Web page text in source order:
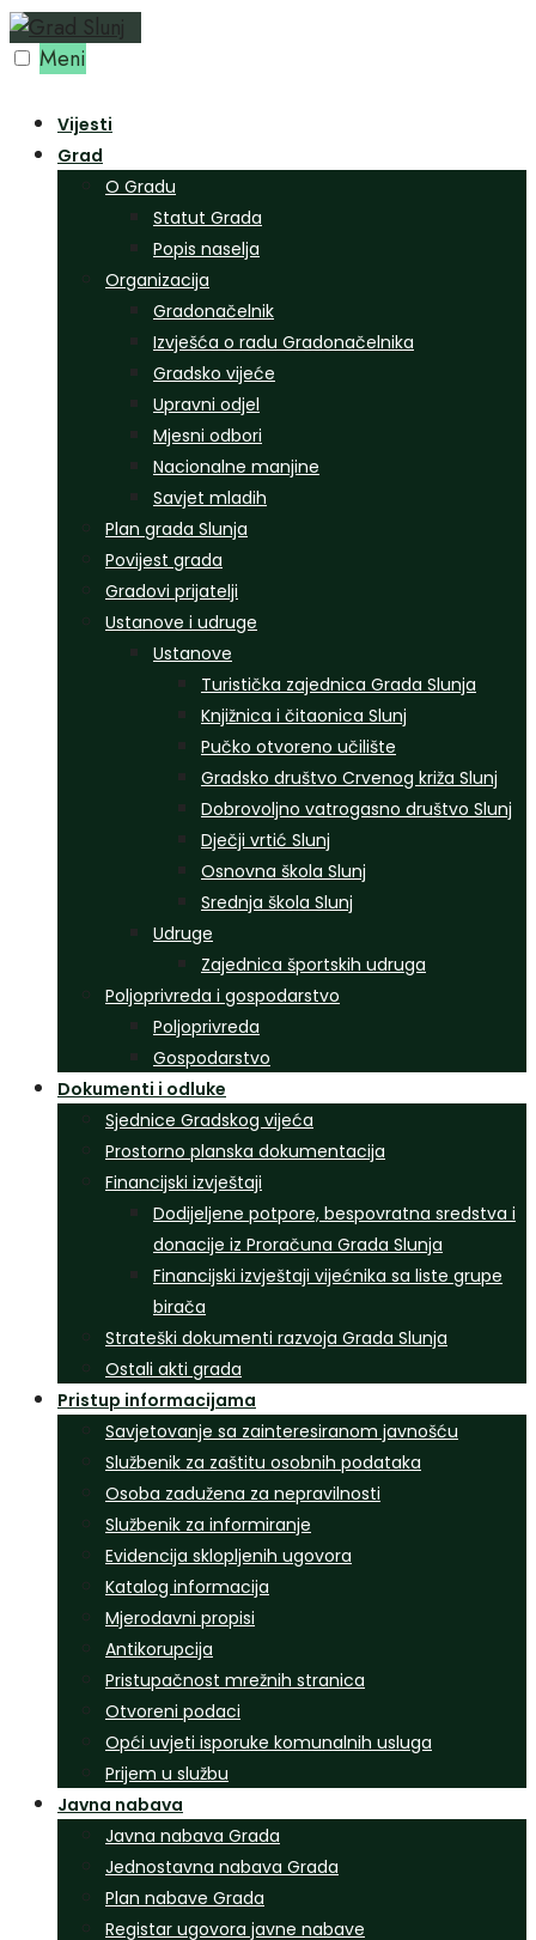
Preskoči
na Meni
Vijesti
Grad
O Gradu
Statut Grada
Popis naselja
Organizacija
Gradonačelnik
Izvješća o radu Gradonačelnika
Gradsko vijeće
Upravni odjel
Mjesni odbori
Nacionalne manjine
Savjet mladih
Plan grada Slunja
Povijest grada
Gradovi prijatelji
Ustanove i udruge
Ustanove
Turistička zajednica Grada Slunja
Knjižnica i čitaonica Slunj
Pučko otvoreno učilište
Gradsko društvo Crvenog križa Slunj
Dobrovoljno vatrogasno društvo Slunj
Dječji vrtić Slunj
Osnovna škola Slunj
Srednja škola Slunj
Udruge
Zajednica športskih udruga
Poljoprivreda i gospodarstvo
Poljoprivreda
Gospodarstvo
Dokumenti i odluke
Sjednice Gradskog vijeća
Prostorno planska dokumentacija
Financijski izvještaji
Dodijeljene potpore, bespovratna sredstva i
donacije iz Proračuna Grada Slunja
Financijski izvještaji vijećnika sa liste grupe
birača
Strateški dokumenti razvoja Grada Slunja
Ostali akti grada
Pristup informacijama
Savjetovanje sa zainteresiranom javnošću
Službenik za zaštitu osobnih podataka
Osoba zadužena za nepravilnosti
Službenik za informiranje
Evidencija sklopljenih ugovora
Katalog informacija
Mjerodavni propisi
Antikorupcija
Pristupačnost mrežnih stranica
Otvoreni podaci
Opći uvjeti isporuke komunalnih usluga
Prijem u službu
Javna nabava
Javna nabava Grada
Jednostavna nabava Grada
Plan nabave Grada
Registar ugovora javne nabave